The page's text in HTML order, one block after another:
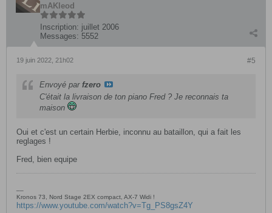
mAKleod
Inscription: juillet 2006
Messages: 5552
#5
19 juin 2022, 21h02
Envoyé par fzero
C'était la livraison de ton piano Fred ? Je reconnais ta
maison
Oui et c'est un certain Herbie, inconnu au bataillon, qui a fait les
reglages !
Fred, bien equipe
Kronos 73, Nord Stage 2EX compact, AX-7 Widi !
https://www.youtube.com/watch?v=Tg_PS8gsZ4Y